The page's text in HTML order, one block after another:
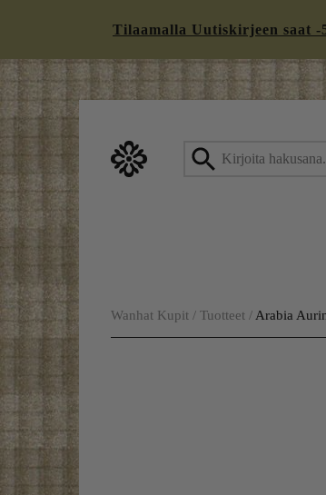
Tilaamalla Uutiskirjeen saat
to
Wanhat Kupit / Tuotteet / Arabia